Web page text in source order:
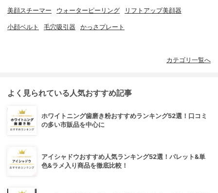
美顔スチーマー ウォーターピーリング リフトアップ美顔器
小顔ベルト 毛穴吸引器 かっさプレート
カテゴリ一覧へ
よく見られている人気おすすめ記事
ホワイトニング歯磨き粉おすすめランキング52選！口コミ
の多い市販品を中心に
アイシャドウおすすめ人気ランキング52選！パレット&単
色&ラメ入り商品を徹底比較！